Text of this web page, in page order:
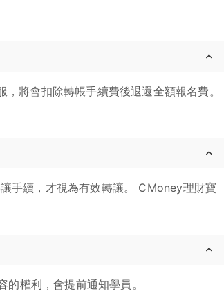
將會扣除轉帳手續費後退還全額報名費。
手續，才視為有效轉讓。 CMoney理財寶
權利，會提前通知學員。